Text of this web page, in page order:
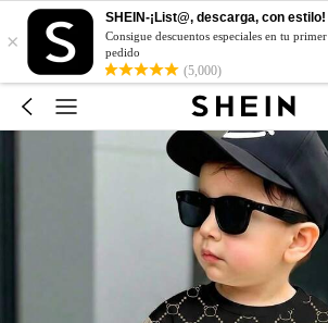
×
SHEIN-¡List@, descarga, con estilo!
Consigue descuentos especiales en tu primer
pedido
(5,000)